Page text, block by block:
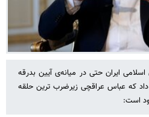
ایران حتی در میانه‌ی آیین بدرقه
داد که عباس عراقچی زیرضرب ترین حلقه
است: